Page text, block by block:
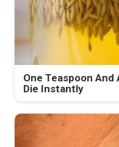
One Teaspoon And
Die Instantly